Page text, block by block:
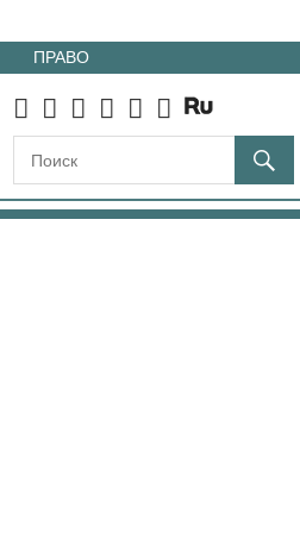
ПРАВО